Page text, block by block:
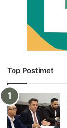
Top Postimet